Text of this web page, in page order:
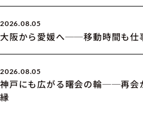
2026.08.05
大阪から愛媛へ──移動時間も仕
2026.08.05
神戸にも広がる曙会の輪──再会
縁